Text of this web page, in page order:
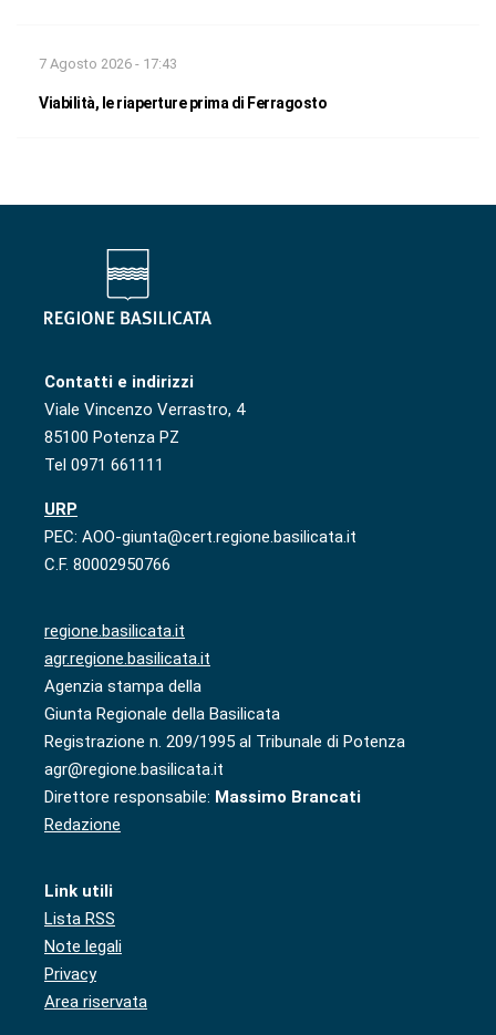
7 Agosto 2026 - 17:43
Viabilità, le riaperture prima di Ferragosto
Contatti e indirizzi
Viale Vincenzo Verrastro, 4
85100 Potenza PZ
Tel 0971 661111
URP
PEC: AOO-giunta@cert.regione.basilicata.it
C.F. 80002950766
regione.basilicata.it
agr.regione.basilicata.it
Agenzia stampa della
Giunta Regionale della Basilicata
Registrazione n. 209/1995 al Tribunale di Potenza
agr@regione.basilicata.it
Direttore responsabile: Massimo Brancati
Redazione
Link utili
Lista RSS
Note legali
Privacy
Area riservata